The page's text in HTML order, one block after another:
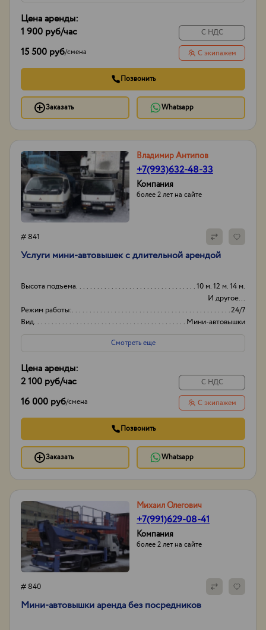
Цена аренды:
1 900 руб/час
15 500 руб/смена
С НДС
С экипажем
Позвонить
Заказать Whatsapp
Владимир Антипов
+7(993)632-48-33
Компания
более 2 лет на сайте
# 841
Услуги мини-автовышек с длительной арендой
Высота подъема
10 м. 12 м. 14 м.
И другое...
Режим работы:
24/7
Вид
Мини-автовышки
Высота вышки
16м
Смотреть еще
Цена аренды:
2 100 руб/час
16 000 руб/смена
С НДС
С экипажем
Позвонить
Заказать Whatsapp
Михаил Олегович
+7(991)629-08-41
Компания
более 2 лет на сайте
# 840
Мини-автовышки аренда без посредников